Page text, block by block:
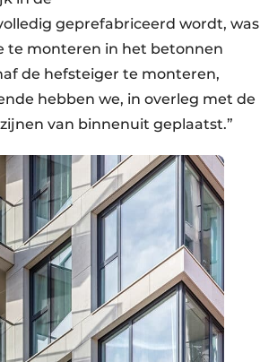
geprefabriceerd wordt, was
te monteren in het betonnen
de hefsteiger te monteren,
hebben we, in overleg met de
van binnenuit geplaatst.”